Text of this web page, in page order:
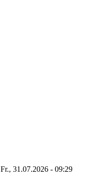
Fr., 31.07.2026 - 09:29